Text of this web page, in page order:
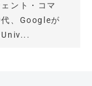
ェント・コマ
、Googleが
Univ...